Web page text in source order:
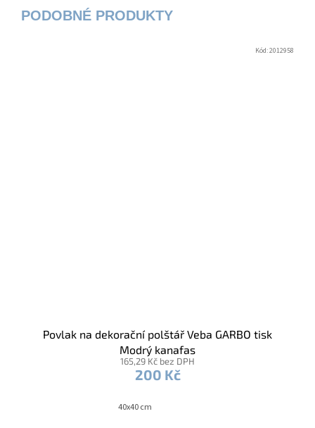
Povlak na dekorační polštář Veba GARBO tisk
Modrý kanafas
165,29 Kč bez DPH
200 Kč
40x40 cm
Kód:2012958